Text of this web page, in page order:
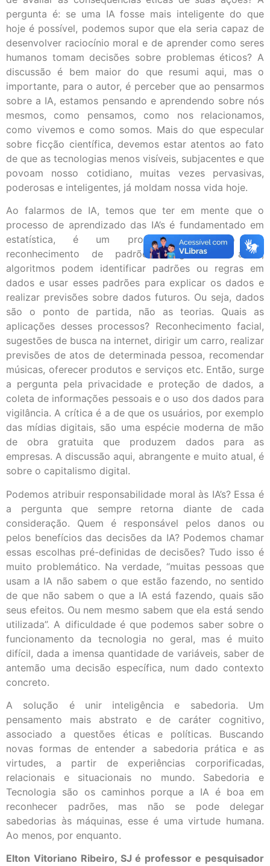
pergunta é: se uma IA fosse mais inteligente do que
hoje é possível, podemos supor que ela seria capaz de
desenvolver raciocínio moral e de aprender como seres
humanos tomam decisões sobre problemas éticos? A
discussão é bem maior do que resumi aqui, mas o
importante, para o autor, é perceber que ao pensarmos
sobre a IA, estamos pensando e aprendendo sobre nós
mesmos, como pensamos, como nos relacionamos,
como vivemos e como somos. Mais do que especular
sobre ficção científica, devemos estar atentos ao fato
de que as tecnologias menos visíveis, subjacentes e que
povoam nosso cotidiano, muitas vezes pervasivas,
poderosas e inteligentes, já moldam nossa vida hoje.
Ao falarmos de IA, temos que ter em mente que o
processo de aprendizado das IA’s é fundamentado em
estatística, é um processo estatístico de
reconhecimento de padrões. Segundo o autor,
algoritmos podem identificar padrões ou regras em
dados e usar esses padrões para explicar os dados e
realizar previsões sobre dados futuros. Ou seja, dados
são o ponto de partida, não as teorias. Quais as
aplicações desses processos? Reconhecimento facial,
sugestões de busca na internet, dirigir um carro, realizar
previsões de atos de determinada pessoa, recomendar
músicas, oferecer produtos e serviços etc. Então, surge
a pergunta pela privacidade e proteção de dados, a
coleta de informações pessoais e o uso dos dados para
vigilância. A crítica é a de que os usuários, por exemplo
das mídias digitais, são uma espécie moderna de mão
de obra gratuita que produzem dados para as
empresas. A discussão aqui, abrangente e muito atual, é
sobre o capitalismo digital.
Podemos atribuir responsabilidade moral às IA’s? Essa é
a pergunta que sempre retorna diante de cada
consideração. Quem é responsável pelos danos ou
pelos benefícios das decisões da IA? Podemos chamar
essas escolhas pré-definidas de decisões? Tudo isso é
muito problemático. Na verdade, “muitas pessoas que
usam a IA não sabem o que estão fazendo, no sentido
de que não sabem o que a IA está fazendo, quais são
seus efeitos. Ou nem mesmo sabem que ela está sendo
utilizada”. A dificuldade é que podemos saber sobre o
funcionamento da tecnologia no geral, mas é muito
difícil, dada a imensa quantidade de variáveis, saber de
antemão uma decisão específica, num dado contexto
concreto.
A solução é unir inteligência e sabedoria. Um
pensamento mais abstrato e de caráter cognitivo,
associado a questões éticas e políticas. Buscando
novas formas de entender a sabedoria prática e as
virtudes, a partir de experiências corporificadas,
relacionais e situacionais no mundo. Sabedoria e
Tecnologia são os caminhos porque a IA é boa em
reconhecer padrões, mas não se pode delegar
sabedorias às máquinas, esse é uma virtude humana.
Ao menos, por enquanto.
Elton Vitoriano Ribeiro, SJ é professor e pesquisador